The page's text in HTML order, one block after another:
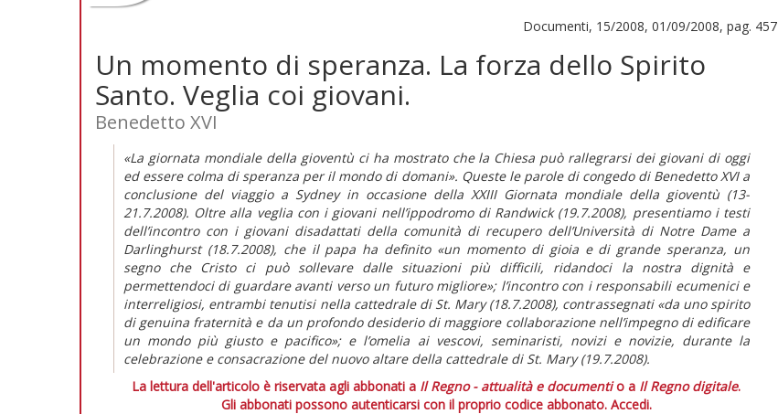
Documenti, 15/2008, 01/09/2008, pag. 457
Un momento di speranza. La forza dello Spirito
Santo. Veglia coi giovani.
Benedetto XVI
«La giornata mondiale della gioventù ci ha mostrato che la Chiesa può rallegrarsi dei giovani di oggi
ed essere colma di speranza per il mondo di domani». Queste le parole di congedo di Benedetto XVI a
conclusione del viaggio a Sydney in occasione della XXIII Giornata mondiale della gioventù (13-
21.7.2008). Oltre alla veglia con i giovani nell’ippodromo di Randwick (19.7.2008), presentiamo i testi
dell’incontro con i giovani disadattati della comunità di recupero dell’Università di Notre Dame a
Darlinghurst (18.7.2008), che il papa ha definito «un momento di gioia e di grande speranza, un
segno che Cristo ci può sollevare dalle situazioni più difficili, ridandoci la nostra dignità e
permettendoci di guardare avanti verso un futuro migliore»; l’incontro con i responsabili ecumenici e
interreligiosi, entrambi tenutisi nella cattedrale di St. Mary (18.7.2008), contrassegnati «da uno spirito
di genuina fraternità e da un profondo desiderio di maggiore collaborazione nell’impegno di edificare
un mondo più giusto e pacifico»; e l’omelia ai vescovi, seminaristi, novizi e novizie, durante la
celebrazione e consacrazione del nuovo altare della cattedrale di St. Mary (19.7.2008).
La lettura dell'articolo è riservata agli abbonati a Il Regno - attualità e documentio a Il Regno digitale.
Gli abbonati possono autenticarsi con il proprio codice abbonato. Accedi.